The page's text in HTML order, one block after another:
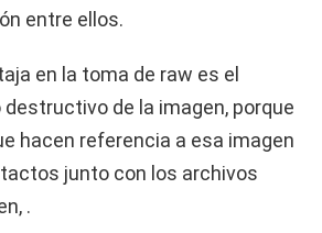
entre ellos.
en la toma de raw es el
de la imagen, porque
hacen referencia a esa imagen
junto con los archivos
.